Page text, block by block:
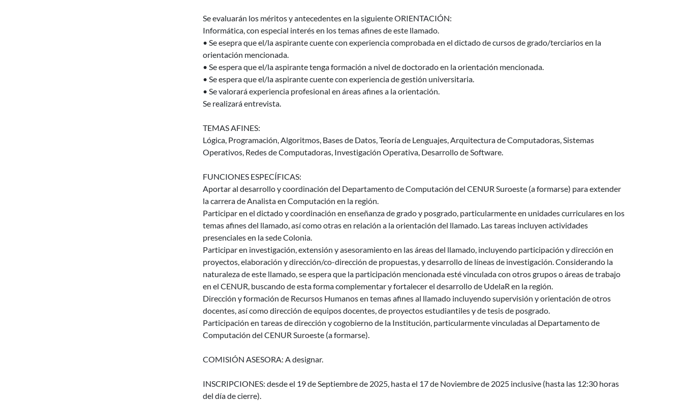
Se evaluarán los méritos y antecedentes en la siguiente ORIENTACIÓN:
Informática, con especial interés en los temas afines de este llamado.
• Se esepra que el/la aspirante cuente con experiencia comprobada en el dictado de cursos de grado/terciarios en la
orientación mencionada.
• Se espera que el/la aspirante tenga formación a nivel de doctorado en la orientación mencionada.
• Se espera que el/la aspirante cuente con experiencia de gestión universitaria.
• Se valorará experiencia profesional en áreas afines a la orientación.
Se realizará entrevista.
TEMAS AFINES:
Lógica, Programación, Algoritmos, Bases de Datos, Teoría de Lenguajes, Arquitectura de Computadoras, Sistemas
Operativos, Redes de Computadoras, Investigación Operativa, Desarrollo de Software.
FUNCIONES ESPECÍFICAS:
Aportar al desarrollo y coordinación del Departamento de Computación del CENUR Suroeste (a formarse) para extender
la carrera de Analista en Computación en la región.
Participar en el dictado y coordinación en enseñanza de grado y posgrado, particularmente en unidades curriculares en los
temas afines del llamado, así como otras en relación a la orientación del llamado. Las tareas incluyen actividades
presenciales en la sede Colonia.
Participar en investigación, extensión y asesoramiento en las áreas del llamado, incluyendo participación y dirección en
proyectos, elaboración y dirección/co-dirección de propuestas, y desarrollo de líneas de investigación. Considerando la
naturaleza de este llamado, se espera que la participación mencionada esté vinculada con otros grupos o áreas de trabajo
en el CENUR, buscando de esta forma complementar y fortalecer el desarrollo de UdelaR en la región.
Dirección y formación de Recursos Humanos en temas afines al llamado incluyendo supervisión y orientación de otros
docentes, así como dirección de equipos docentes, de proyectos estudiantiles y de tesis de posgrado.
Participación en tareas de dirección y cogobierno de la Institución, particularmente vinculadas al Departamento de
Computación del CENUR Suroeste (a formarse).
COMISIÓN ASESORA: A designar.
INSCRIPCIONES: desde el 19 de Septiembre de 2025, hasta el 17 de Noviembre de 2025 inclusive (hasta las 12:30 horas
del día de cierre).